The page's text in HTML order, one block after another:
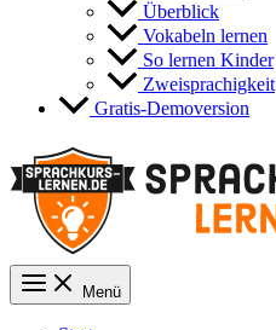
Überblick
Vokabeln lernen
So lernen Kinder
Zweisprachigkeit
Gratis-Demoversion
Menü